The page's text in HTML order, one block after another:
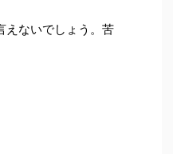
えないでしょう。苦